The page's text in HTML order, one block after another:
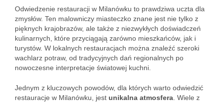
Odwiedzenie restauracji w Milanówku to prawdziwa uczta dla
zmysłów. Ten malowniczy miasteczko znane jest nie tylko z
pięknych krajobrazów, ale także z niezwykłych doświadczeń
kulinarnych, które przyciągają zarówno mieszkańców, jak i
turystów. W lokalnych restauracjach można znaleźć szeroki
wachlarz potraw, od tradycyjnych dań regionalnych po
nowoczesne interpretacje światowej kuchni.
Jednym z kluczowych powodów, dla których warto odwiedzić
restauracje w Milanówku, jest unikalna atmosfera . Wiele z